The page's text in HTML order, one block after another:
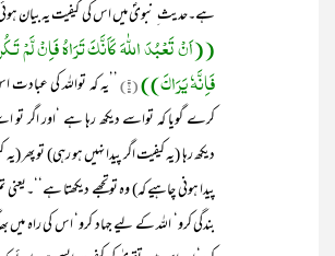
ہے۔حدیث ِ نبویؐ میں اس کی کیفیت یہ بیان
((اَنْ تَعْبُدَ اللّٰہَ کَاَنَّکَ تَرَاہُ فَاِنْ لَّمْ
فَاِنَّہٗ یَرَاکَ))(۲)
’’یہ کہ تواللہ کی
کرے گویا کہ تواسے دیکھ رہا ہے ‘اور اگر تو
دیکھ رہا (یہ کیفیت اگر پیدا نہیں ہو رہی) تو پھر
پیدا ہونی چاہیے کہ) وہ توتجھے دیکھتا ہے‘‘۔یعنی
بندگی کرو‘ اللہ کے لیے جہاد کرو‘ اس کی راہ میں